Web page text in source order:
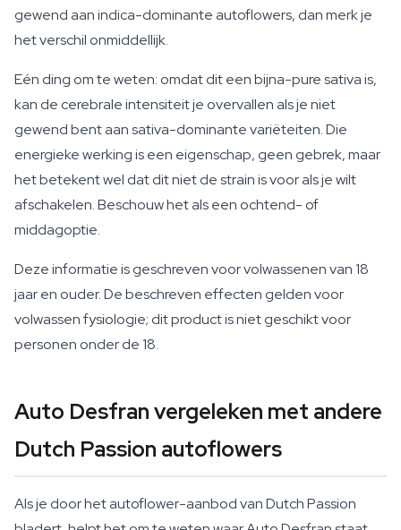
gewend aan indica-dominante autoflowers, dan merk je
het verschil onmiddellijk.
Eén ding om te weten: omdat dit een bijna-pure sativa is,
kan de cerebrale intensiteit je overvallen als je niet
gewend bent aan sativa-dominante variëteiten. Die
energieke werking is een eigenschap, geen gebrek, maar
het betekent wel dat dit niet de strain is voor als je wilt
afschakelen. Beschouw het als een ochtend- of
middagoptie.
Deze informatie is geschreven voor volwassenen van 18
jaar en ouder. De beschreven effecten gelden voor
volwassen fysiologie; dit product is niet geschikt voor
personen onder de 18.
Auto Desfran vergeleken met andere
Dutch Passion autoflowers
Als je door het autoflower-aanbod van Dutch Passion